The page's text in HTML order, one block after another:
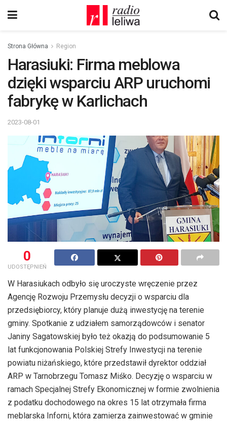
Strona Główna Region
Harasiuki: Firma meblowa
dzięki wsparciu ARP uruchomi
fabrykę w Karlichach
2023-08-01
0
UDOSTĘPNIEŃ
W Harasiukach odbyło się uroczyste wręczenie przez
Agencję Rozwoju Przemysłu decyzji o wsparciu dla
przedsiębiorcy, który planuje dużą inwestycję na terenie
gminy. Spotkanie z udziałem samorządowców i senator
Janiny Sagatowskiej było też okazją do podsumowanie 5
lat funkcjonowania Polskiej Strefy Inwestycji na terenie
powiatu niżańskiego, które przedstawił dyrektor oddział
ARP w Tarnobrzegu Tomasz Miśko. Decyzję o wsparciu w
ramach Specjalnej Strefy Ekonomicznej w formie zwolnienia
z podatku dochodowego na okres 15 lat otrzymała firma
meblarska Inforni, która zamierza zainwestować w gminie